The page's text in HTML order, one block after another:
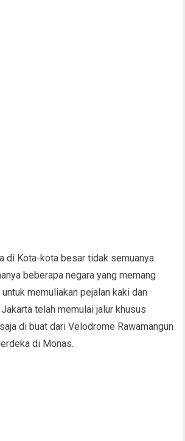
di Kota-kota besar tidak semuanya
beberapa negara yang memang
memuliakan pejalan kaki dan
telah memulai jalur khusus
di buat dari Velodrome Rawamangun
di Monas.